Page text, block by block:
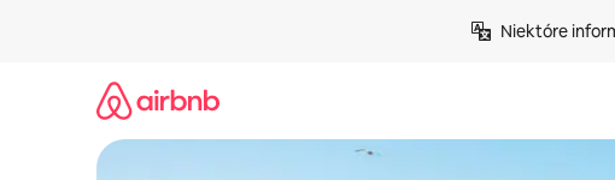
Niektóre